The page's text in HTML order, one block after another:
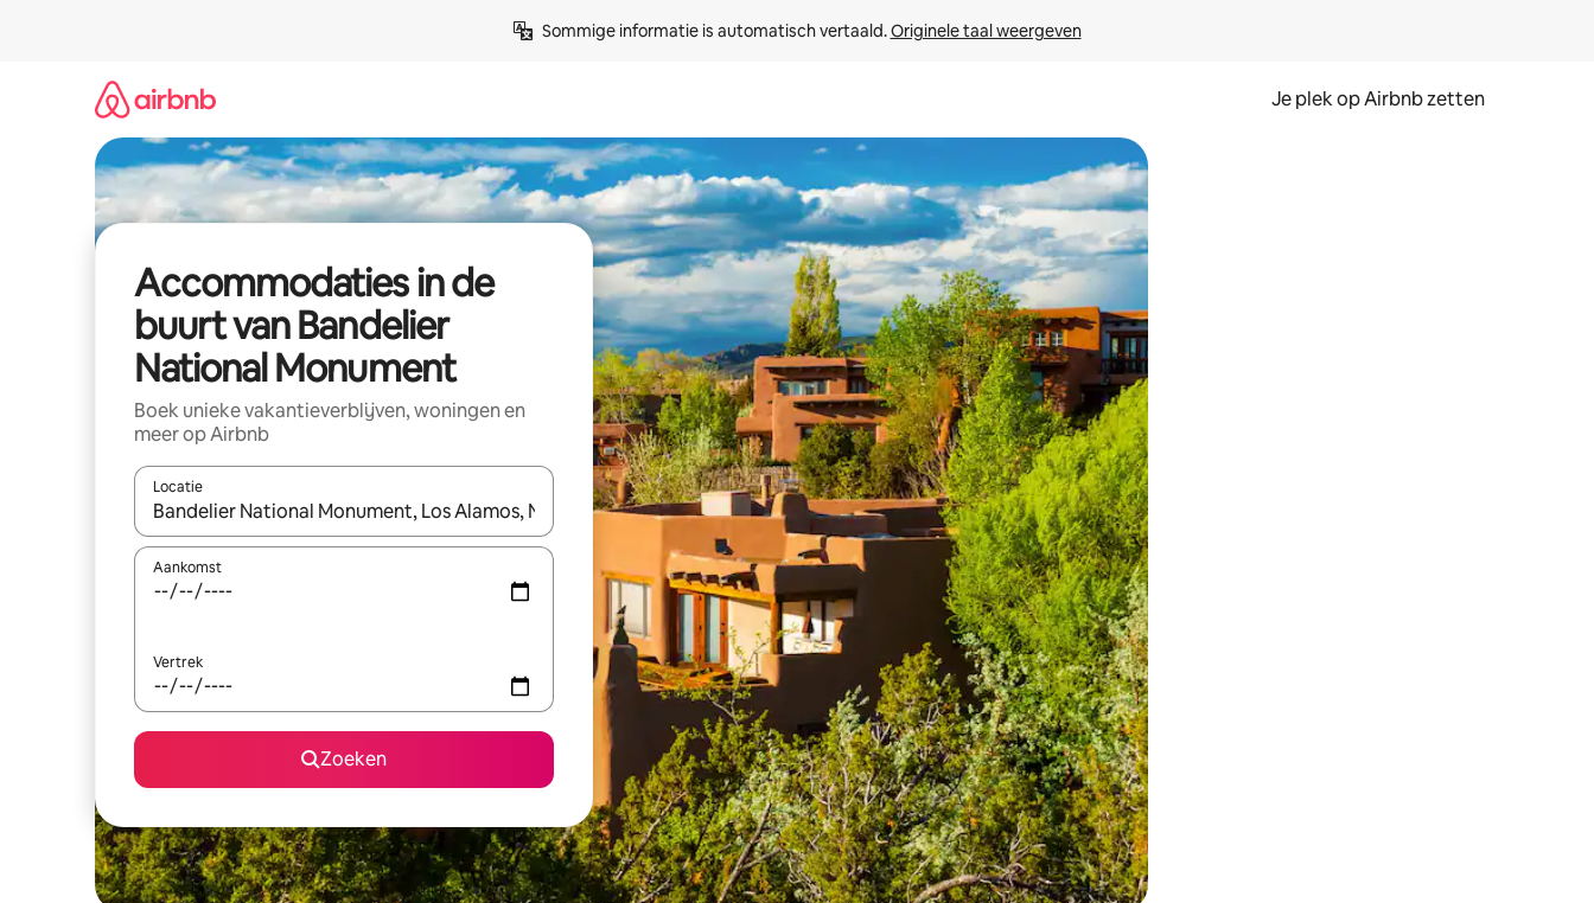
Sommige informatie is automatisch vertaald. Originele taal weergeven
Je plek op Airbnb zetten
Accommodaties in de
buurt van Bandelier
National Monument
Boek unieke vakantieverblijven, woningen en
meer op Airbnb
Locatie
Wanneer er resultaten beschikbaar zijn, maak je een keuze met je de pijltjestoetsen omhoog en omlaag, óf door te tikken of swipen.
Aankomst
Vertrek
Zoeken